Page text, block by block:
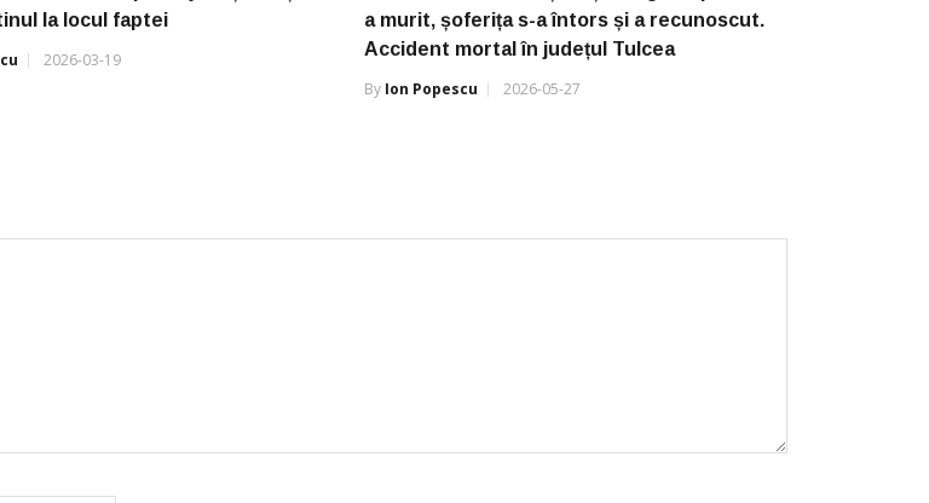
la locul faptei
2026-03-19
a murit, șoferița s-a întors și a recunoscut.
Accident mortal în județul Tulcea
By Ion Popescu 2026-05-27